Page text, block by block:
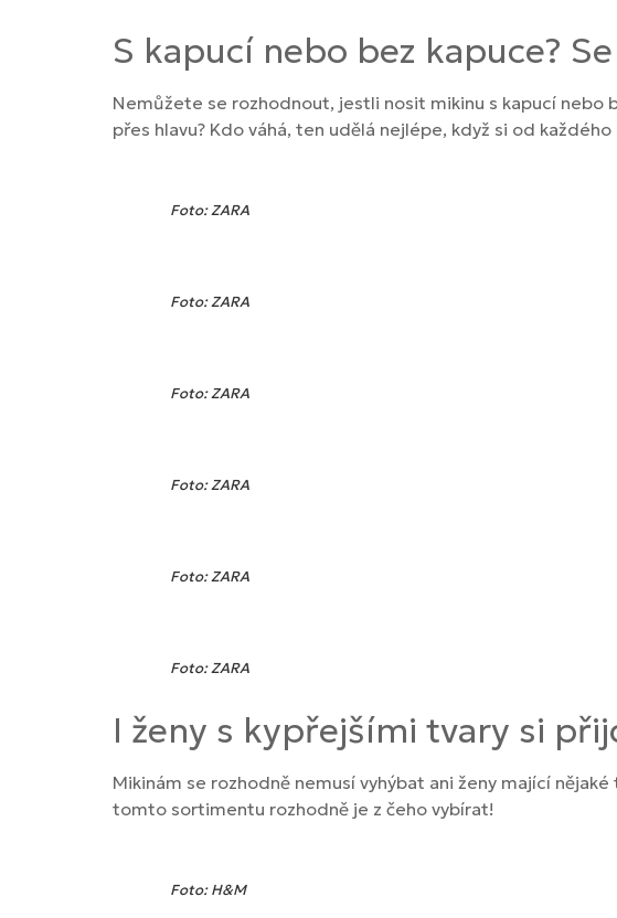
S kapucí nebo bez kapuce?
Nemůžete se rozhodnout, jestli nosit mikinu s kapucí nebo
přes hlavu? Kdo váhá, ten udělá nejlépe, když si od
Foto: ZARA
Foto: ZARA
Foto: ZARA
Foto: ZARA
Foto: ZARA
Foto: ZARA
I ženy s kypřejšími tvary si
Mikinám se rozhodně nemusí vyhýbat ani ženy mající
tomto sortimentu rozhodně je z čeho vybírat!
Foto: H&M